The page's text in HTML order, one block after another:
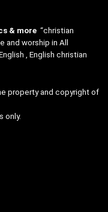
& more “christian
and worship in All
, English christian
property and copyright of
only.